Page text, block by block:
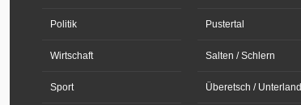
Politik
Wirtschaft
Sport
Pustertal
Salten / Schlern
Überetsch / Unterland